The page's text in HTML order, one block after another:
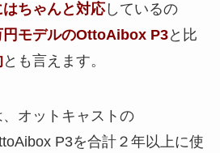
ちゃんと対応しているの
円モデルのOttoAibox P3と比
とも言えます。
オットキャストの
P3を合計２年以上に使